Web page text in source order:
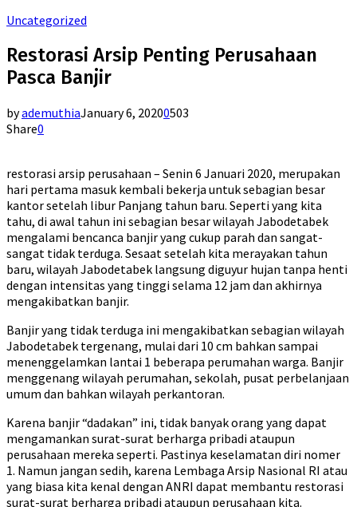
Uncategorized
Restorasi Arsip Penting Perusahaan
Pasca Banjir
byademuthiaJanuary 6, 20200503
Share0
restorasi arsip perusahaan – Senin 6 Januari 2020, merupakan
hari pertama masuk kembali bekerja untuk sebagian besar
kantor setelah libur Panjang tahun baru. Seperti yang kita
tahu, di awal tahun ini sebagian besar wilayah Jabodetabek
mengalami bencanca banjir yang cukup parah dan sangat-
sangat tidak terduga. Sesaat setelah kita merayakan tahun
baru, wilayah Jabodetabek langsung diguyur hujan tanpa henti
dengan intensitas yang tinggi selama 12 jam dan akhirnya
mengakibatkan banjir.
Banjir yang tidak terduga ini mengakibatkan sebagian wilayah
Jabodetabek tergenang, mulai dari 10 cm bahkan sampai
menenggelamkan lantai 1 beberapa perumahan warga. Banjir
menggenang wilayah perumahan, sekolah, pusat perbelanjaan
umum dan bahkan wilayah perkantoran.
Karena banjir “dadakan” ini, tidak banyak orang yang dapat
mengamankan surat-surat berharga pribadi ataupun
perusahaan mereka seperti. Pastinya keselamatan diri nomer
1. Namun jangan sedih, karena Lembaga Arsip Nasional RI atau
yang biasa kita kenal dengan ANRI dapat membantu restorasi
surat-surat berharga pribadi ataupun perusahaan kita.